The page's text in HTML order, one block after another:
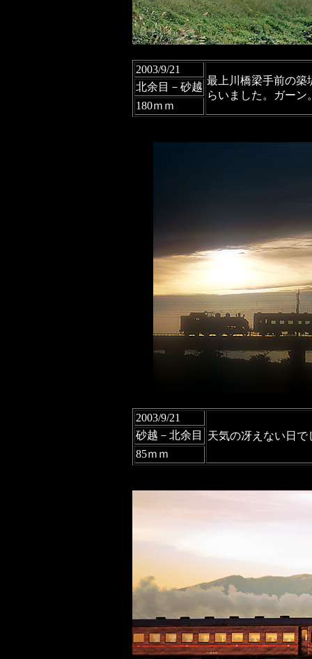
2003/9/21
最上川橋梁手前の築
らいました。ガーン
北余目－砂越
180ｍｍ
2003/9/21
天気の冴えない日
砂越－北余目
85ｍｍ